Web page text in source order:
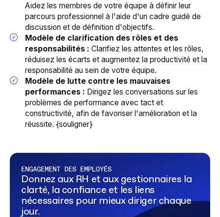
Aidez les membres de votre équipe à définir leur
parcours professionnel à l'aide d'un cadre guidé de
discussion et de définition d'objectifs.
Modèle de clarification des rôles et des
responsabilités : Clarifiez les attentes et les rôles,
réduisez les écarts et augmentez la productivité et la
responsabilité au sein de votre équipe.
Modèle de lutte contre les mauvaises
performances : Dirigez les conversations sur les
problèmes de performance avec tact et
constructivité, afin de favoriser l'amélioration et la
réussite. {souligner}
ENGAGEMENT DES EMPLOYÉS
Donnez aux RH et aux gestionnaires la
clarté, la confiance et les liens
nécessaires pour mieux diriger chaque
jour.